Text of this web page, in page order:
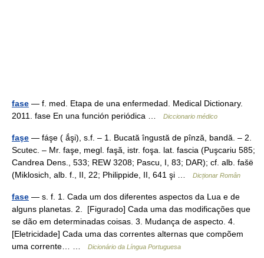
fase — f. med. Etapa de una enfermedad. Medical Dictionary.
2011. fase En una función periódica …
Diccionario médico
faşe — fáşe ( ắşi), s.f. – 1. Bucată îngustă de pînză, bandă. – 2.
Scutec. – Mr. faşe, megl. faşă, istr. foşa. lat. fascia (Puşcariu 585;
Candrea Dens., 533; REW 3208; Pascu, I, 83; DAR); cf. alb. fašë
(Miklosich, alb. f., II, 22; Philippide, II, 641 şi …
Dicționar Român
fase — s. f. 1. Cada um dos diferentes aspectos da Lua e de
alguns planetas. 2. [Figurado] Cada uma das modificações que
se dão em determinadas coisas. 3. Mudança de aspecto. 4.
[Eletricidade] Cada uma das correntes alternas que compõem
uma corrente… …
Dicionário da Língua Portuguesa